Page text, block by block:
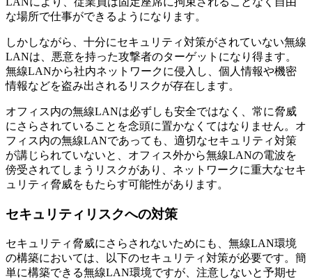
な場所で仕事ができるようになります。
しかしながら、十分にセキュリティ対策がされていない無線
LANは、悪意を持った攻撃者のターゲットになり得ます。
無線LANから社内ネットワークに侵入し、個人情報や機密
情報などを盗み出されるリスクが存在します。
オフィス内の無線LANは必ずしも安全ではなく、常に脅威
にさらされていることを念頭に置かなくてはなりません。オ
フィス内の無線LANであっても、適切なセキュリティ対策
が講じられていないと、オフィス外から無線LANの電波を
傍受されてしまうリスクがあり、ネットワークに重大なセキ
ュリティ脅威をもたらす可能性があります。
セキュリティリスクへの対策
セキュリティ脅威にさらされないためにも、無線LAN環境
の構築においては、以下のセキュリティ対策が必要です。簡
単に構築できる無線LAN環境ですが、注意しないと予期せ